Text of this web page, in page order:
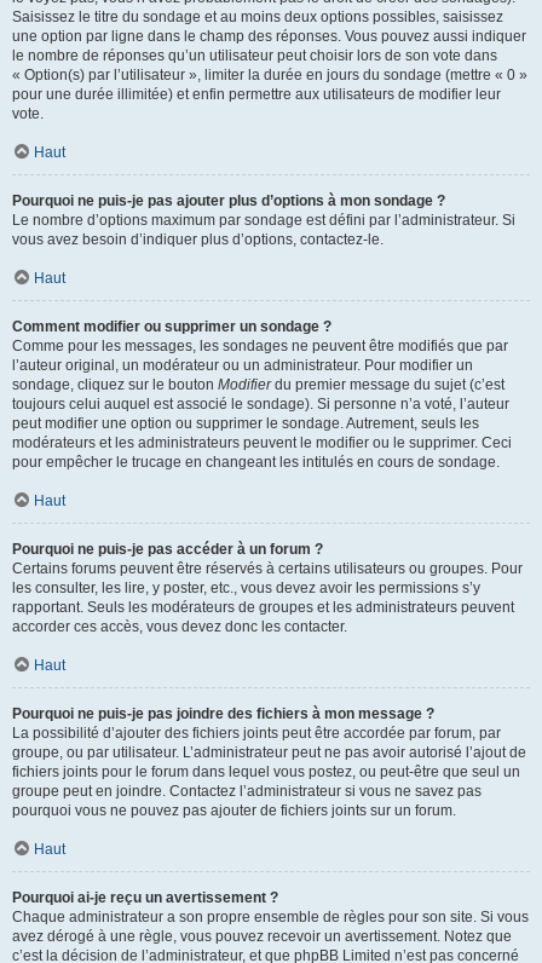
Saisissez le titre du sondage et au moins deux options possibles, saisissez
une option par ligne dans le champ des réponses. Vous pouvez aussi indiquer
le nombre de réponses qu’un utilisateur peut choisir lors de son vote dans
« Option(s) par l’utilisateur », limiter la durée en jours du sondage (mettre « 0 »
pour une durée illimitée) et enfin permettre aux utilisateurs de modifier leur
vote.
Haut
Pourquoi ne puis-je pas ajouter plus d’options à mon sondage ?
Le nombre d’options maximum par sondage est défini par l’administrateur. Si
vous avez besoin d’indiquer plus d’options, contactez-le.
Haut
Comment modifier ou supprimer un sondage ?
Comme pour les messages, les sondages ne peuvent être modifiés que par
l’auteur original, un modérateur ou un administrateur. Pour modifier un
sondage, cliquez sur le bouton Modifierdu premier message du sujet (c’est
toujours celui auquel est associé le sondage). Si personne n’a voté, l’auteur
peut modifier une option ou supprimer le sondage. Autrement, seuls les
modérateurs et les administrateurs peuvent le modifier ou le supprimer. Ceci
pour empêcher le trucage en changeant les intitulés en cours de sondage.
Haut
Pourquoi ne puis-je pas accéder à un forum ?
Certains forums peuvent être réservés à certains utilisateurs ou groupes. Pour
les consulter, les lire, y poster, etc., vous devez avoir les permissions s’y
rapportant. Seuls les modérateurs de groupes et les administrateurs peuvent
accorder ces accès, vous devez donc les contacter.
Haut
Pourquoi ne puis-je pas joindre des fichiers à mon message ?
La possibilité d’ajouter des fichiers joints peut être accordée par forum, par
groupe, ou par utilisateur. L’administrateur peut ne pas avoir autorisé l’ajout de
fichiers joints pour le forum dans lequel vous postez, ou peut-être que seul un
groupe peut en joindre. Contactez l’administrateur si vous ne savez pas
pourquoi vous ne pouvez pas ajouter de fichiers joints sur un forum.
Haut
Pourquoi ai-je reçu un avertissement ?
Chaque administrateur a son propre ensemble de règles pour son site. Si vous
avez dérogé à une règle, vous pouvez recevoir un avertissement. Notez que
c’est la décision de l’administrateur, et que phpBB Limited n’est pas concerné